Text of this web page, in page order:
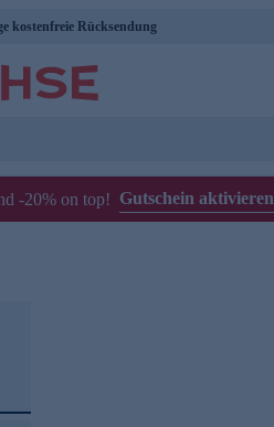
kostenfreie Rücksendung
-20% on top! Gutschein aktivieren